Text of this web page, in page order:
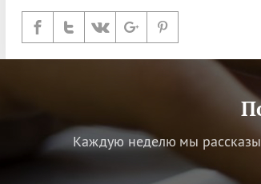
Каждую неделю мы